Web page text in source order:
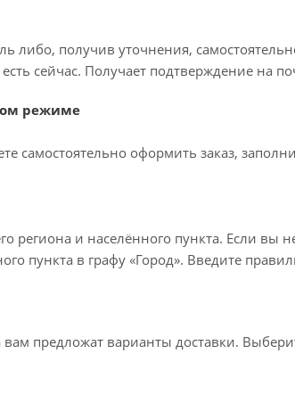
либо, получив уточнения,
сейчас. Получает подтверждение на
режиме
самостоятельно оформить заказ,
региона и населённого пункта. Если
пункта в графу «Город». Введите
вам предложат варианты доставки.